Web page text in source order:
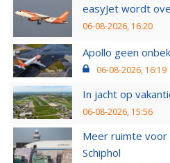
easyJet wordt
06-08-2026, 16:20
Apollo geen
06-08-2026, 16:19
In jacht op
06-08-2026, 15:56
Meer ruimte voor
Schiphol